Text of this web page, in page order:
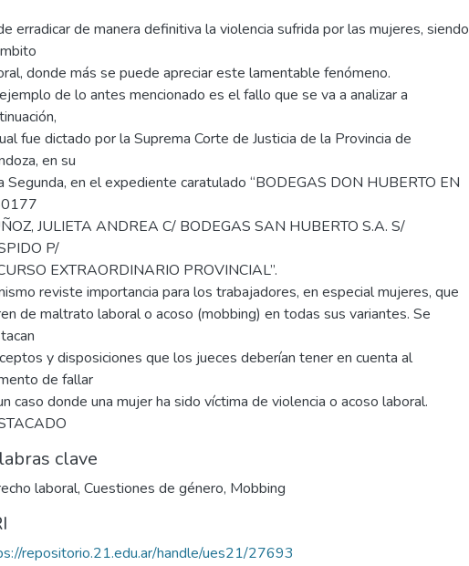
erradicar de manera definitiva la violencia sufrida por las mujeres, siendo
donde más se puede apreciar este lamentable fenómeno.
de lo antes mencionado es el fallo que se va a analizar a
fue dictado por la Suprema Corte de Justicia de la Provincia de
en su
Segunda, en el expediente caratulado “BODEGAS DON HUBERTO EN
JULIETA ANDREA C/ BODEGAS SAN HUBERTO S.A. S/
P/
EXTRAORDINARIO PROVINCIAL”.
reviste importancia para los trabajadores, en especial mujeres, que
de maltrato laboral o acoso (mobbing) en todas sus variantes. Se
y disposiciones que los jueces deberían tener en cuenta al
de fallar
caso donde una mujer ha sido víctima de violencia o acoso laboral.
clave
laboral, Cuestiones de género, Mobbing
repositorio.21.edu.ar/handle/ues21/27693